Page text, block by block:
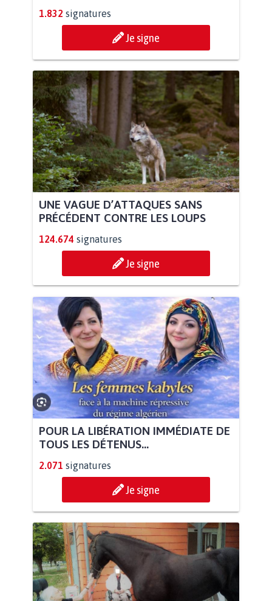
1.832 signatures
Je signe
UNE VAGUE D’ATTAQUES SANS
PRÉCÉDENT CONTRE LES LOUPS
124.674 signatures
Je signe
POUR LA LIBÉRATION IMMÉDIATE DE
TOUS LES DÉTENUS...
2.071 signatures
Je signe